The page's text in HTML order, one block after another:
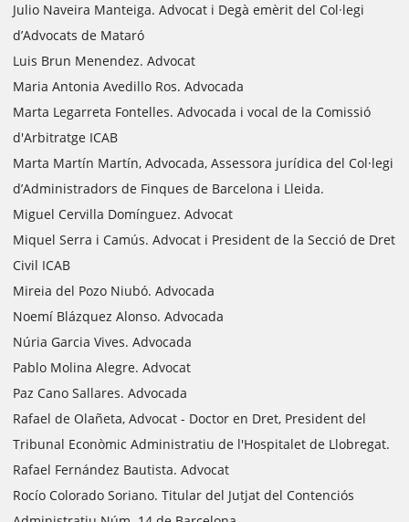
Julio Naveira Manteiga. Advocat i Degà emèrit del Col·legi
d’Advocats de Mataró
Luis Brun Menendez. Advocat
Maria Antonia Avedillo Ros. Advocada
Marta Legarreta Fontelles. Advocada i vocal de la Comissió
d'Arbitratge ICAB
Marta Martín Martín, Advocada, Assessora jurídica del Col·legi
d’Administradors de Finques de Barcelona i Lleida.
Miguel Cervilla Domínguez. Advocat
Miquel Serra i Camús. Advocat i President de la Secció de Dret
Civil ICAB
Mireia del Pozo Niubó. Advocada
Noemí Blázquez Alonso. Advocada
Núria Garcia Vives. Advocada
Pablo Molina Alegre. Advocat
Paz Cano Sallares. Advocada
Rafael de Olañeta, Advocat - Doctor en Dret, President del
Tribunal Econòmic Administratiu de l'Hospitalet de Llobregat.
Rafael Fernández Bautista. Advocat
Rocío Colorado Soriano. Titular del Jutjat del Contenciós